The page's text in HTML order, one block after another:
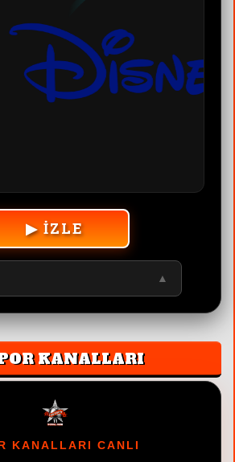
▶ İZLE
▲
KANALLARI
KANALLARI CANLI